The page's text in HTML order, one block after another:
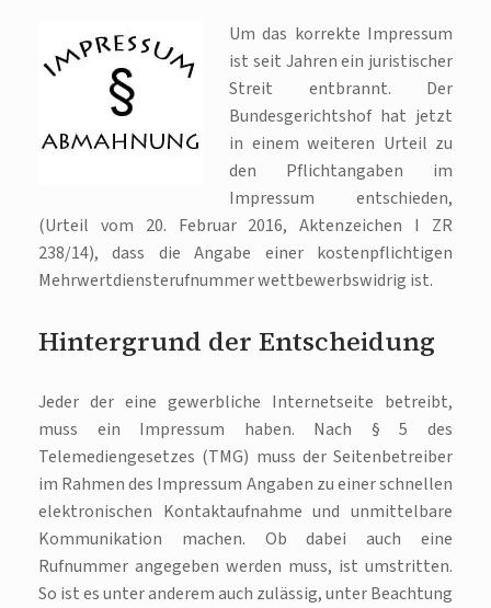
Um das korrekte Impressum
ist seit Jahren ein juristischer
Streit entbrannt. Der
Bundesgerichtshof hat jetzt
in einem weiteren Urteil zu
den Pflichtangaben im
Impressum entschieden,
(Urteil vom 20. Februar 2016, Aktenzeichen I ZR
238/14), dass die Angabe einer kostenpflichtigen
Mehrwertdiensterufnummer wettbewerbswidrig ist.
Hintergrund der Entscheidung
Jeder der eine gewerbliche Internetseite betreibt,
muss ein Impressum haben. Nach § 5 des
Telemediengesetzes (TMG) muss der Seitenbetreiber
im Rahmen des Impressum Angaben zu einer schnellen
elektronischen Kontaktaufnahme und unmittelbare
Kommunikation machen. Ob dabei auch eine
Rufnummer angegeben werden muss, ist umstritten.
So ist es unter anderem auch zulässig, unter Beachtung